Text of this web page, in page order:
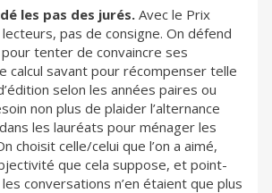
les pas des jurés. Avec le Prix
pas de consigne. On défend
pour tenter de convaincre ses
calcul savant pour récompenser telle
selon les années paires ou
non plus de plaider l’alternance
les lauréats pour ménager les
choisit celle/celui que l’on a aimé,
que cela suppose, et point-
conversations n’en étaient que plus